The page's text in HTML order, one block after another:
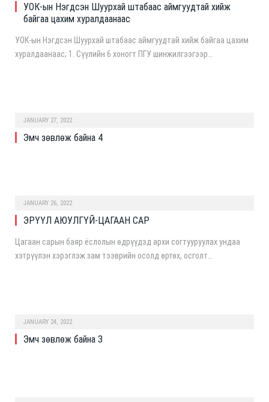
УОК-ын Нэгдсэн Шуурхай штабаас аймгуудтай хийж
байгаа цахим хуралдаанаас
УОК-ын Нэгдсэн Шуурхай штабаас аймгуудтай хийж байгаа цахим
хуралдаанаас; 1. Сүүлийн 6 хоногт ПГУ шинжилгээгээр…
JANUARY 27, 2022
Эмч зөвлөж байна 4
JANUARY 26, 2022
ЭРҮҮЛ АЮУЛГҮЙ-ЦАГААН САР
Цагаан сарын баяр ёслолын өдрүүдэд архи согтууруулах ундаа
хэтрүүлэн хэрэглэж зам тээврийн осолд өртөх, осголт…
JANUARY 24, 2022
Эмч зөвлөж байна 3